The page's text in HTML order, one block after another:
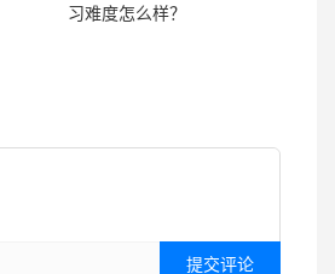
习难度怎么样？
提交评论